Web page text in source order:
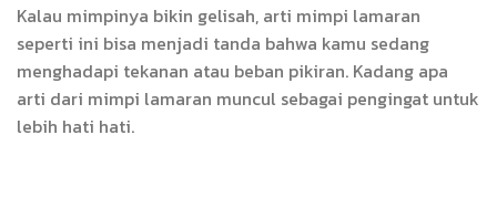
Kalau mimpinya bikin gelisah, arti mimpi lamaran
seperti ini bisa menjadi tanda bahwa kamu sedang
menghadapi tekanan atau beban pikiran. Kadang apa
arti dari mimpi lamaran muncul sebagai pengingat untuk
lebih hati hati.